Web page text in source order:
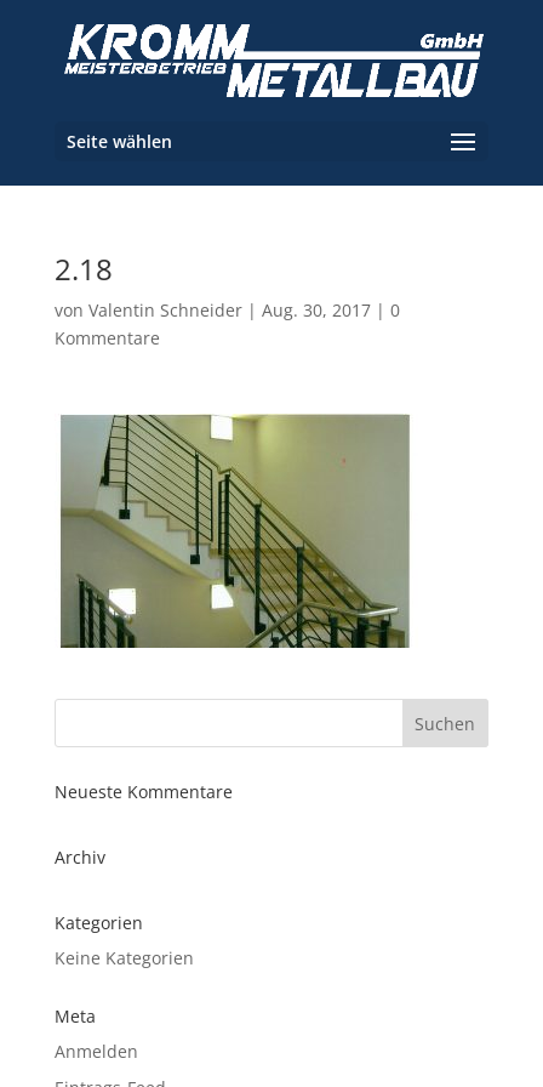
Seite wählen
2.18
von Valentin Schneider| Aug. 30, 2017| 0
Kommentare
Neueste Kommentare
Archiv
Kategorien
Keine Kategorien
Meta
Anmelden